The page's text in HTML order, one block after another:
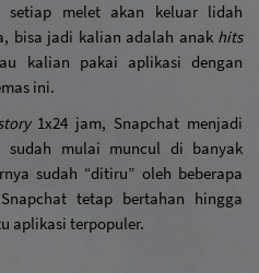
melet akan keluar lidah
bisa jadi kalian adalah anak
hits
kalian pakai aplikasi dengan
ini.
1x24 jam, Snapchat menjadi
sudah mulai muncul di banyak
sudah “ditiru” oleh beberapa
tetap bertahan hingga
aplikasi terpopuler.